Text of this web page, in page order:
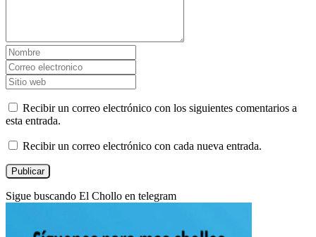
Recibir un correo electrónico con los siguientes comentarios a
esta entrada.
Recibir un correo electrónico con cada nueva entrada.
Sigue buscando El Chollo en telegram